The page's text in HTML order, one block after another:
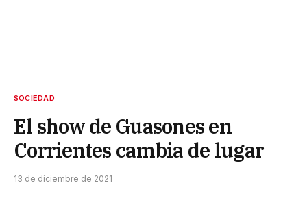
SOCIEDAD
El show de Guasones en
Corrientes cambia de lugar
13 de diciembre de 2021